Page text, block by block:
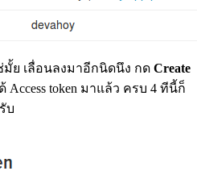
มั้ย เลื่อนลงมาอีกนิดนึง กด Create
Access token มาแล้ว ครบ 4 ทีนี้ก็
บ